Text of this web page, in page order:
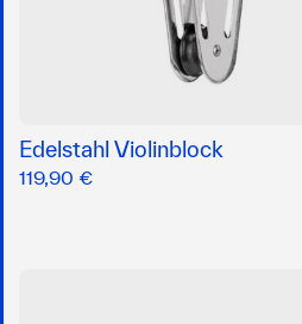
Edelstahl Violinblock
119,90 €